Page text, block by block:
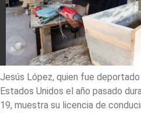
Jesús López, quien fue
Estados Unidos el año pasado
19, muestra su licencia de